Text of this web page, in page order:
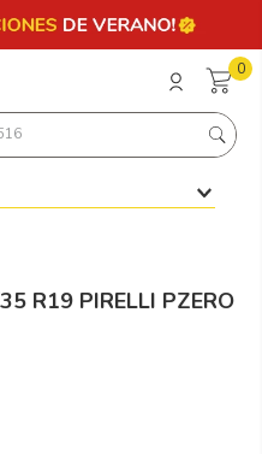
0
R19 PIRELLI PZERO
más buscados